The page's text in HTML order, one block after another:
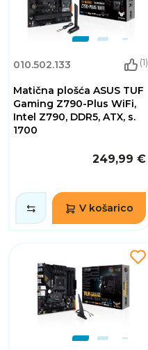
010.502.133 (1)
Matična plošća ASUS TUF
Gaming Z790-Plus WiFi,
Intel Z790, DDR5, ATX, s.
1700
249,99 €
V košarico